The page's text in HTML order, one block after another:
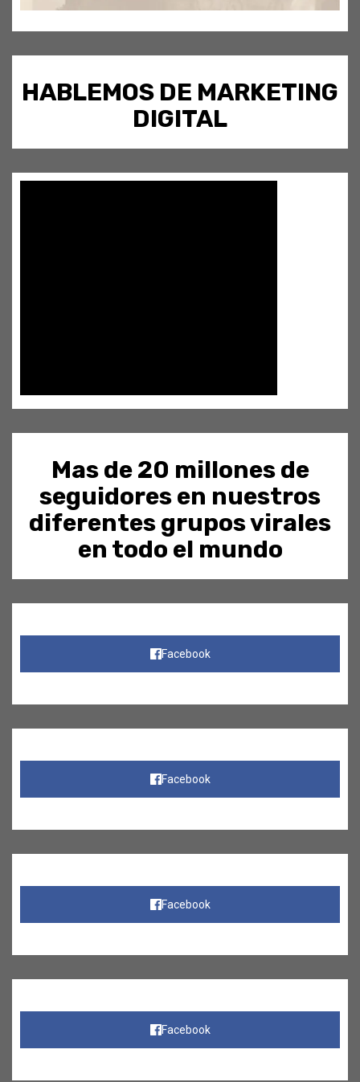
HABLEMOS DE MARKETING
DIGITAL
Mas de 20 millones de
seguidores en nuestros
diferentes grupos virales
en todo el mundo
Facebook
Facebook
Facebook
Facebook